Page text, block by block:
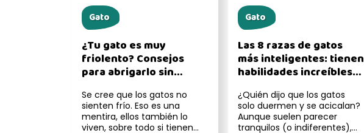
Gato
¿Tu gato es muy
friolento? Consejos
para abrigarlo sin
Se cree que los gatos no
sienten frío. Eso es una
mentira, ellos también lo
viven, sobre todo si tienen
Gato
Las 8 razas de gatos
más inteligentes: tienen
habilidades increíbles
¿Quién dijo que los gatos
solo duermen y se acicalan?
Aunque suelen parecer
tranquilos (o indiferentes),